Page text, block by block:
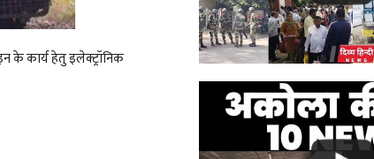
के कार्य हेतु इलेक्ट्रॉनिक